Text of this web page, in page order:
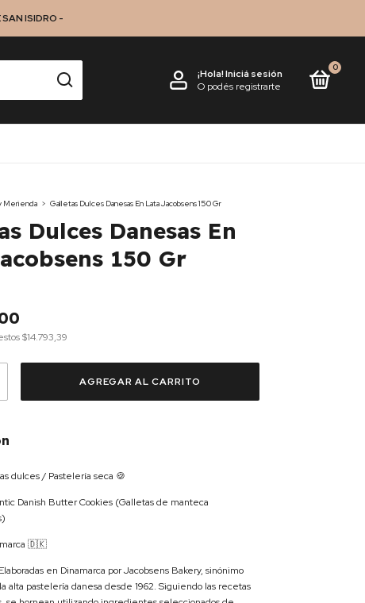
ISIDRO -
¡Hola!Iniciá sesión
O podés registrarte
0
Merienda > Galletas Dulces Danesas En Lata Jacobsens 150 Gr
Dulces Danesas En
150 Gr
$14.793,39
dulces / Pastelería seca 🍪
Danish Butter Cookies (Galletas de manteca
🇩🇰
Elaboradas en Dinamarca por Jacobsens Bakery, sinónimo
alta pastelería danesa desde 1962. Siguiendo las recetas